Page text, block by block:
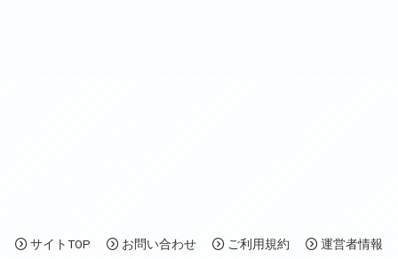
サイトTOP お問い合わせ ご利用規約 運営者情報